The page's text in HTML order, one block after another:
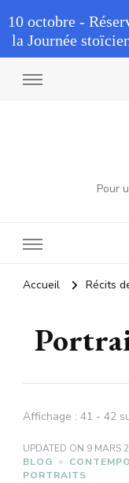
Pour
Accueil Récits
Affichage : 41 - 42
UPDATED ON 9 MARS
BLOG
PORTRAITS
10 octobre -
la Journée